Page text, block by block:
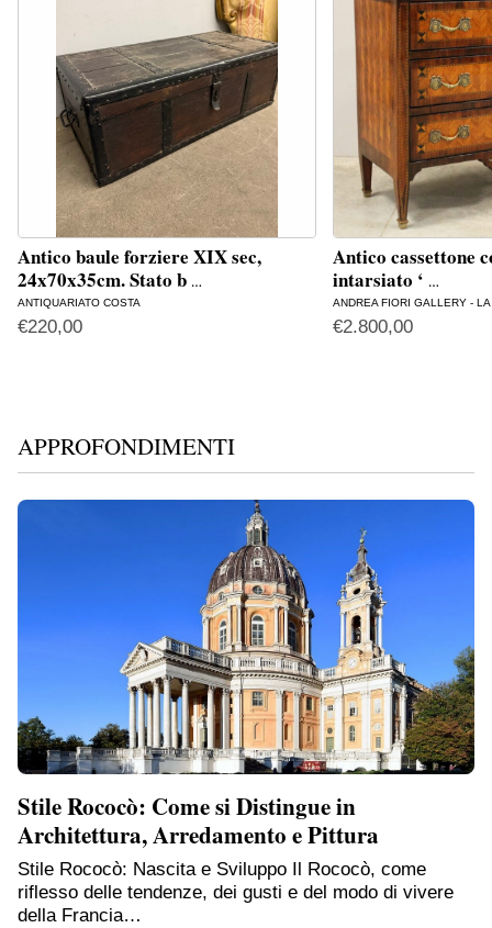
Antico baule forziere XIX sec,
24x70x35cm. Stato b …
ANTIQUARIATO COSTA
€220,00
Antico cassettone
intarsiato ‘ …
ANDREA FIORI GALLERY -
€2.800,00
APPROFONDIMENTI
Stile Rococò: Come si Distingue in
Architettura, Arredamento e Pittura
Stile Rococò: Nascita e Sviluppo Il Rococò, come
riflesso delle tendenze, dei gusti e del modo di vivere
della Francia…